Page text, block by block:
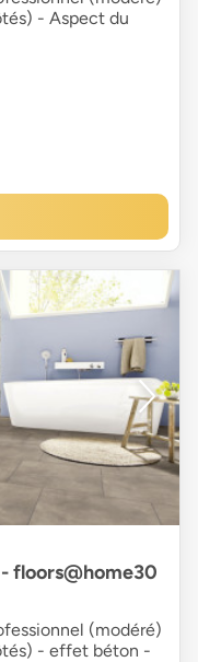
- Aspect du
floors@home30
(modéré)
- effet béton -